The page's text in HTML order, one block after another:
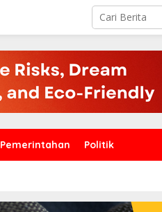
Pemerintahan Politik